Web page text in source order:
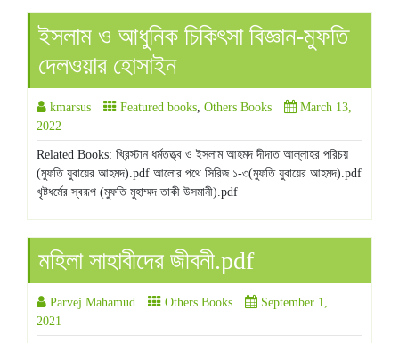
ইসলাম ও আধুনিক চিকিৎসা বিজ্ঞান-মুফতি
দেলওয়ার হোসাইন
kmarsus Featured books Others Books
March 13,
2022
Related Books: খ্রিস্টান ধর্মতত্ত্ব ও ইসলাম আহমদ দীদাত আল্লাহর পরিচয়
(মুফতি যুবায়ের আহমদ).pdf আলোর পথে সিরিজ ১-৩(মুফতি যুবায়ের আহমদ).pdf
খৃষ্টধর্মের স্বরূপ (মুফতি মুহাম্মদ তাকী উসমানী).pdf
মহিলা সাহাবীদের জীবনী.pdf
Parvej Mahamud Others Books
September 1,
2021